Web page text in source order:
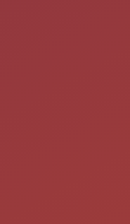
sous-répertoire (en
de
sera conservée ou
que vous